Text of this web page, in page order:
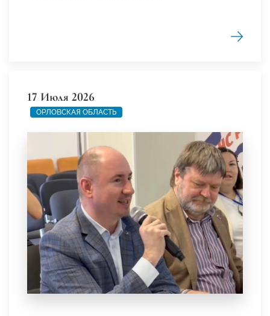
17 Июля 2026
ОРЛОВСКАЯ ОБЛАСТЬ